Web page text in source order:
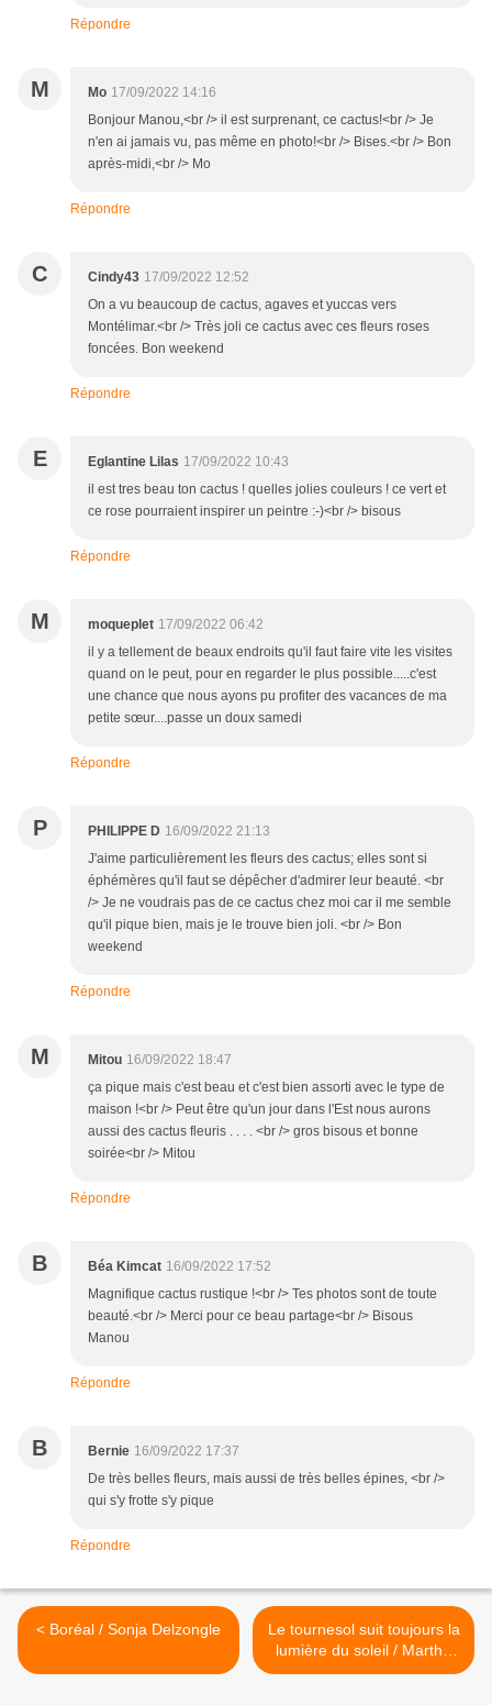
Répondre
M Mo 17/09/2022 14:16
Bonjour Manou,<br /> il est surprenant, ce cactus!<br /> Je
n'en ai jamais vu, pas même en photo!<br /> Bises.<br /> Bon
après-midi,<br /> Mo
Répondre
C Cindy43 17/09/2022 12:52
On a vu beaucoup de cactus, agaves et yuccas vers
Montélimar.<br /> Très joli ce cactus avec ces fleurs roses
foncées. Bon weekend
Répondre
E Eglantine Lilas 17/09/2022 10:43
il est tres beau ton cactus ! quelles jolies couleurs ! ce vert et
ce rose pourraient inspirer un peintre :-)<br /> bisous
Répondre
M moqueplet 17/09/2022 06:42
il y a tellement de beaux endroits qu'il faut faire vite les visites
quand on le peut, pour en regarder le plus possible.....c'est
une chance que nous ayons pu profiter des vacances de ma
petite sœur....passe un doux samedi
Répondre
P PHILIPPE D 16/09/2022 21:13
J'aime particulièrement les fleurs des cactus; elles sont si
éphémères qu'il faut se dépêcher d'admirer leur beauté. <br
/> Je ne voudrais pas de ce cactus chez moi car il me semble
qu'il pique bien, mais je le trouve bien joli. <br /> Bon
weekend
Répondre
M Mitou 16/09/2022 18:47
ça pique mais c'est beau et c'est bien assorti avec le type de
maison !<br /> Peut être qu'un jour dans l'Est nous aurons
aussi des cactus fleuris . . . . <br /> gros bisous et bonne
soirée<br /> Mitou
Répondre
B Béa Kimcat 16/09/2022 17:52
Magnifique cactus rustique !<br /> Tes photos sont de toute
beauté.<br /> Merci pour ce beau partage<br /> Bisous
Manou
Répondre
B Bernie 16/09/2022 17:37
De très belles fleurs, mais aussi de très belles épines, <br />
qui s'y frotte s'y pique
Répondre
< Boréal / Sonja Delzongle
Le tournesol suit toujours la
lumière du soleil / Martha
Hall Kelly >